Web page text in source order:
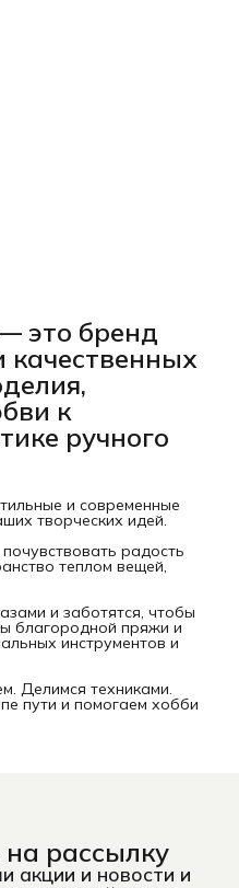
это бренд
к
ручного
и современные
творческих идей.
радость
теплом вещей,
и заботятся, чтобы
благородной пряжи и
инструментов и
Делимся техниками.
пути и помогаем хобби
рассылку
акции и новости и